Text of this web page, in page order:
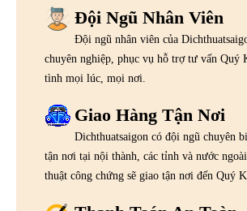
Đội Ngũ Nhân Viên
Đội ngũ nhân viên của
chuyên nghiệp, phục vụ hỗ trợ tư vấn Quý
tình mọi lúc, mọi nơi.
Giao Hàng Tận Nơi
Dichthuatsaigon có đội ngũ chuyên
tận nơi tại nội thành, các tỉnh và nước
thuật công chứng sẽ giao tận nơi đến Quý